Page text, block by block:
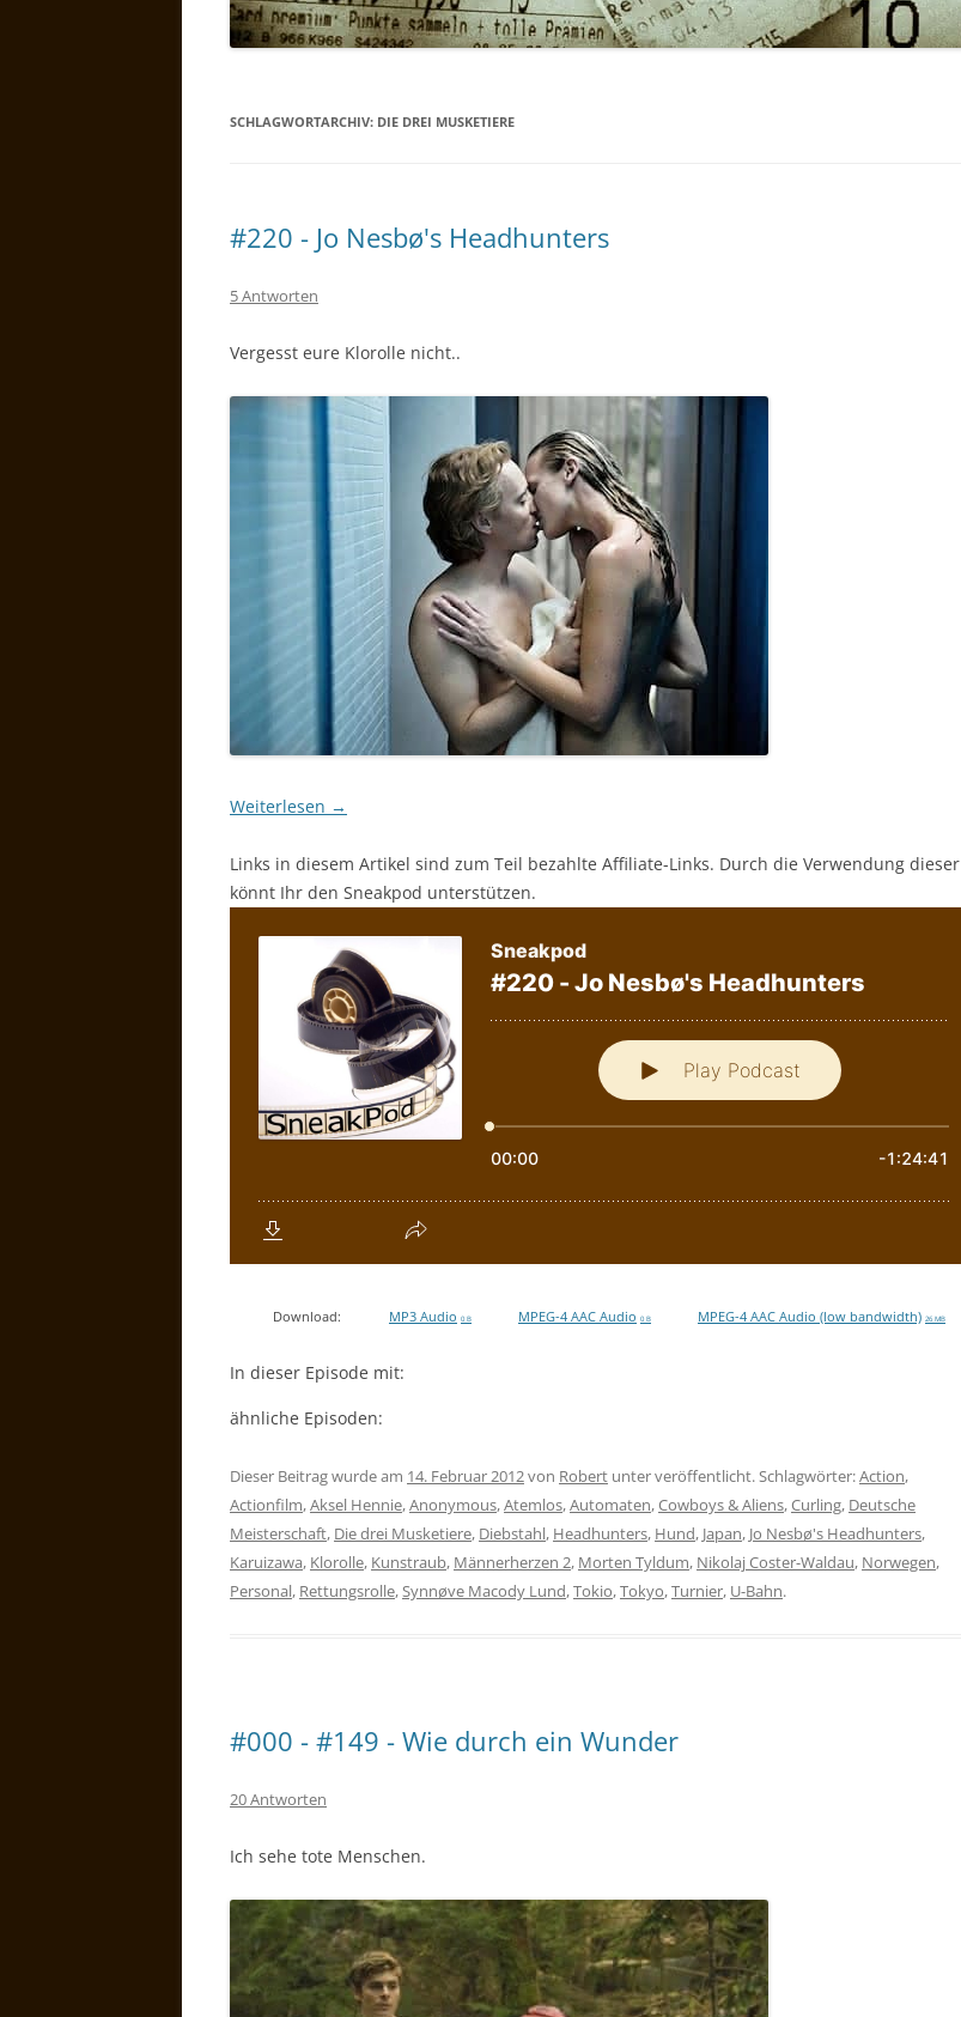
SCHLAGWORTARCHIV: DIE DREI MUSKETIERE
#220 - Jo Nesbø's Headhunters
5 Antworten
Vergesst eure Klorolle nicht..
Weiterlesen →
Links in diesem Artikel sind zum Teil bezahlte Affiliate-Links. Durch die Verwendung dieser
könnt Ihr den Sneakpod unterstützen.
Download: MP3 Audio 0 B MPEG-4 AAC Audio 0 B MPEG-4 AAC Audio (low bandwidth) 26 MB
In dieser Episode mit:
ähnliche Episoden:
Dieser Beitrag wurde am 14. Februar 2012von Robert unter veröffentlicht. Schlagwörter:Action,
Actionfilm,Aksel Hennie,Anonymous,Atemlos,Automaten,Cowboys & Aliens,Curling, Deutsche
Meisterschaft, Die drei Musketiere, Diebstahl, Headhunters, Hund, Japan, Jo Nesbø's Headhunters,
Karuizawa, Klorolle, Kunstraub, Männerherzen 2, Morten Tyldum, Nikolaj Coster-Waldau, Norwegen,
Personal, Rettungsrolle,Synnøve Macody Lund,Tokio,Tokyo,Turnier, U-Bahn.
#000 - #149 - Wie durch ein Wunder
20 Antworten
Ich sehe tote Menschen.